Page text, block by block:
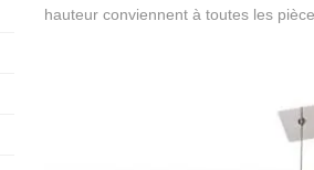
hauteur conviennent à toutes les